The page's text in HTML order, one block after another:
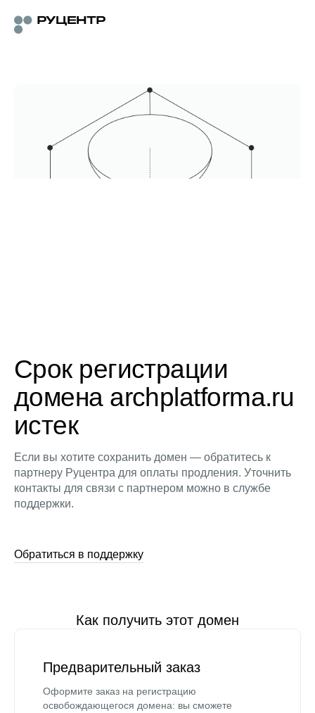
Срок регистрации
домена archplatforma.ru
истек
Если вы хотите сохранить домен — обратитесь к
партнеру Руцентра для оплаты продления. Уточнить
контакты для связи с партнером можно в службе
поддержки.
Обратиться в поддержку
Как получить этот домен
Предварительный заказ
Оформите заказ на регистрацию
освобождающегося домена: вы сможете